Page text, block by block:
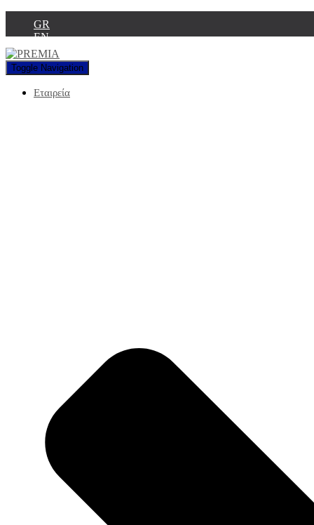
GR
EN
Toggle Navigation
Εταιρεία